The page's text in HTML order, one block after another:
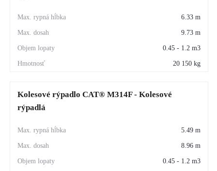
6.33 m
9.73 m
0.45 - 1.2 m3
20 150 kg
Kolesové rýpadlo CAT® M314F - Kolesové
rýpadlá
5.49 m
8.96 m
0.45 - 1.2 m3